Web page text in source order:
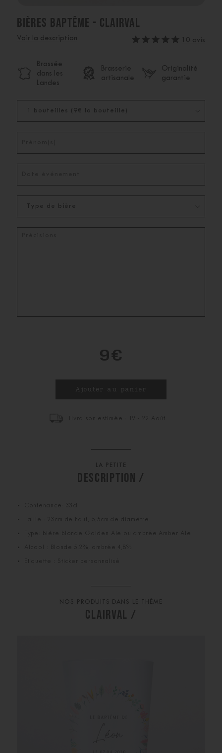
BIÈRES BAPTÊME - CLAIRVAL
Voir la description 10 avis
Brassée
dans les
Landes
Brasserie
artisanale
Originalité
garantie
9€
Livraison estimée : 19 - 22 Août
LA PETITE
DESCRIPTION /
Taille : 23cm de haut, 5,5cm de diamètre
Type: bière blonde Golden Ale ou ambrée Amber Ale
Alcool : Blonde 5,2%, ambrée 4,8%
NOS PRODUITS DANS LE THÈME
CLAIRVAL /